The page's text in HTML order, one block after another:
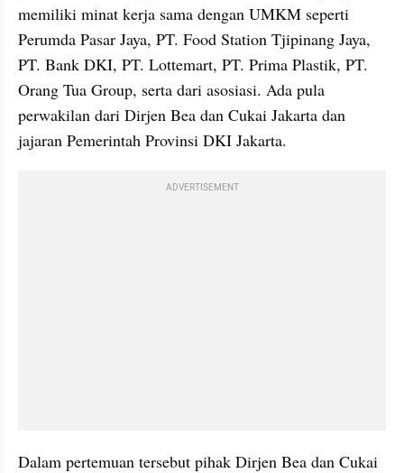
memiliki minat kerja sama dengan UMKM seperti
Perumda Pasar Jaya, PT. Food Station Tjipinang Jaya,
PT. Bank DKI, PT. Lottemart, PT. Prima Plastik, PT.
Orang Tua Group, serta dari asosiasi. Ada pula
perwakilan dari Dirjen Bea dan Cukai Jakarta dan
jajaran Pemerintah Provinsi DKI Jakarta.
ADVERTISEMENT
Dalam pertemuan tersebut pihak Dirjen Bea dan Cukai